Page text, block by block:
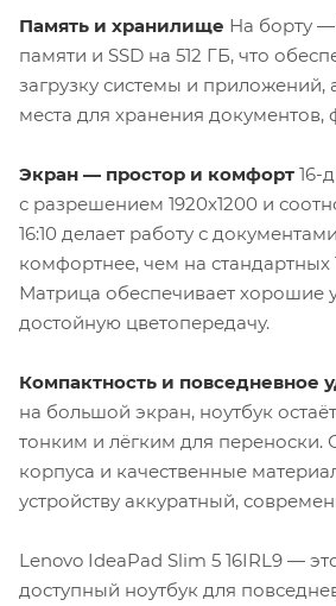
Память и хранилище На борту
памяти и SSD на 512 ГБ, что
загрузку системы и приложений,
места для хранения документов,
Экран — простор и комфорт 16-
с разрешением 1920x1200 и
16:10 делает работу с
комфортнее, чем на стандартных
Матрица обеспечивает хорошие
достойную цветопередачу.
Компактность и повседневное
на большой экран, ноутбук
тонким и лёгким для переноски.
корпуса и качественные
устройству аккуратный,
Lenovo IdeaPad Slim 5 16IRL9 —
доступный ноутбук для